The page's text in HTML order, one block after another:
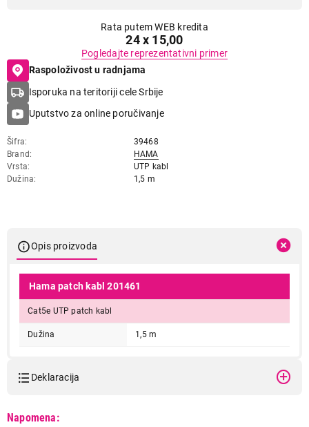
Rata putem WEB kredita
24 x 15,00
Pogledajte reprezentativni primer
Raspoloživost u radnjama
Isporuka na teritoriji cele Srbije
Uputstvo za online poručivanje
Šifra
39468
Brand
HAMA
Vrsta
UTP kabl
Dužina
1,5 m
Opis proizvoda
Hama patch kabl 201461
Cat5e UTP patch kabl
Dužina 1,5 m
Deklaracija
Napomena: